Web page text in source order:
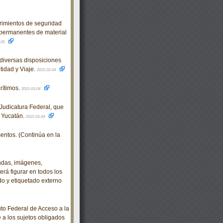
de seguridad
de material
05
disposiciones
y Viaje. 2015-03-04
2015-03-04
Federal, que
2015-03-04
(Continúa en la
imágenes,
figurar en todos los
y etiquetado externo
Federal de Acceso a la
a los sujetos obligados